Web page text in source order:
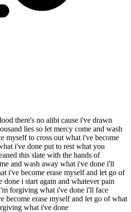
there's no alibi cause i've drawn
lies so let mercy come and wash
myself to cross out what i've become
i've done put to rest what you
this slate with the hands of
and wash away what i've done i'll
i've become erase myself and let go of
i start again and whatever pain
forgiving what i've done i'll face
become erase myself and let go of what
what i've done